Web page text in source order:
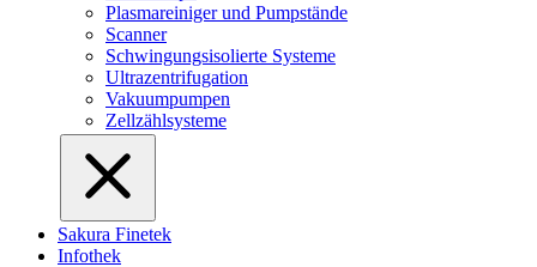
Plasmareiniger und Pumpstände
Scanner
Schwingungsisolierte Systeme
Ultrazentrifugation
Vakuumpumpen
Zellzählsysteme
Sakura Finetek
Infothek